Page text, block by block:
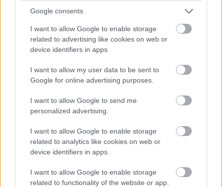
Google consents
I want to allow Google to enable storage
related to advertising like cookies on web or
device identifiers in apps.
I want to allow my user data to be sent to
Google for online advertising purposes.
I want to allow Google to send me
personalized advertising.
I want to allow Google to enable storage
related to analytics like cookies on web or
device identifiers in apps.
I want to allow Google to enable storage
related to functionality of the website or app.
στα 1.036 μέτρα υψόμετρο με εύκολη πρόσβαση
στο χιονοδρομικό (μόλις 15 χλμ). Επιβλητικά τα
πέτρινα αρχοντικά και η ζωντάνια του χωριού. Η
Βυτίνα είναι το πιο κοντινό χωριό στην Αθήνα και το
κέντρο της τουριστικής ανάπτυξης στην Ορεινή
Αρκαδία.